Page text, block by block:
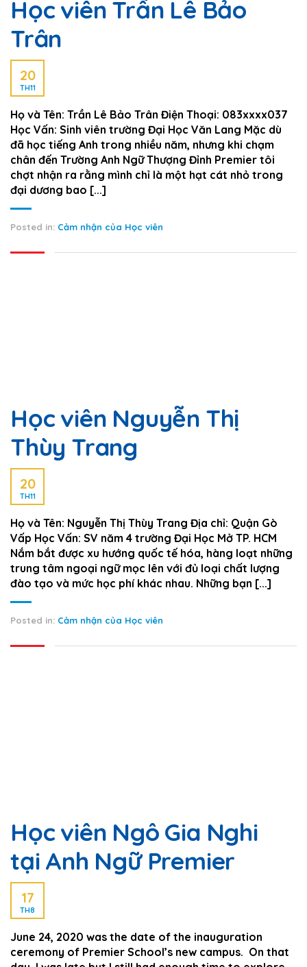
Học viên Trần Lê Bảo
Trân
20
TH11
Họ và Tên: Trần Lê Bảo Trân Điện Thoại: 083xxxx037
Học Vấn: Sinh viên trường Đại Học Văn Lang Mặc dù
đã học tiếng Anh trong nhiều năm, nhưng khi chạm
chân đến Trường Anh Ngữ Thượng Đỉnh Premier tôi
chợt nhận ra rằng mình chỉ là một hạt cát nhỏ trong
đại dương bao [...]
Posted in: Cảm nhận của Học viên
Học viên Nguyễn Thị
Thùy Trang
20
TH11
Họ và Tên: Nguyễn Thị Thùy Trang Địa chỉ: Quận Gò
Vấp Học Vấn: SV năm 4 trường Đại Học Mở TP. HCM
Nắm bắt được xu hướng quốc tế hóa, hàng loạt những
trung tâm ngoại ngữ mọc lên với đủ loại chất lượng
đào tạo và mức học phí khác nhau. Những bạn [...]
Posted in: Cảm nhận của Học viên
Học viên Ngô Gia Nghi
tại Anh Ngữ Premier
17
TH8
June 24, 2020 was the date of the inauguration
ceremony of Premier School’s new campus. On that